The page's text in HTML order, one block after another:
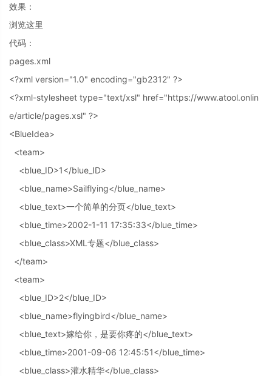
效果：
浏览这里
代码：
pages.xml
<?xml version="1.0" encoding="gb2312" ?>
<?xml-stylesheet type="text/xsl" href="https://www.atool.onlin
e/article/pages.xsl" ?>
<BlueIdea>
<team>
<blue_ID>1</blue_ID>
<blue_name>Sailflying</blue_name>
<blue_text>一个简单的分页</blue_text>
<blue_time>2002-1-11 17:35:33</blue_time>
<blue_class>XML专题</blue_class>
</team>
<team>
<blue_ID>2</blue_ID>
<blue_name>flyingbird</blue_name>
<blue_text>嫁给你，是要你疼的</blue_text>
<blue_time>2001-09-06 12:45:51</blue_time>
<blue_class>灌水精华</blue_class>